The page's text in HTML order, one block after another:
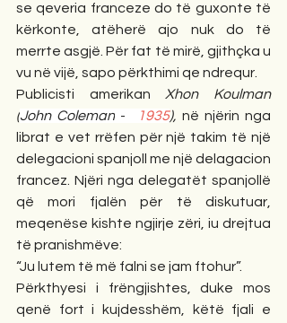
se qeveria franceze do të guxonte të
kërkonte, atëherë ajo nuk do të
merrte asgjë. Për fat të mirë, gjithçka u
vu në vijë, sapo përkthimi qe ndrequr.
Publicisti amerikan Xhon Koulman
(John Coleman - 1935), në njërin nga
librat e vet rrëfen për një takim të një
delegacioni spanjoll me një delagacion
francez. Njëri nga delegatët spanjollë
që mori fjalën për të diskutuar,
meqenëse kishte ngjirje zëri, iu drejtua
të pranishmëve:
“Ju lutem të më falni se jam ftohur”.
Përkthyesi i frëngjishtes, duke mos
qenë fort i kujdesshëm, këtë fjali e